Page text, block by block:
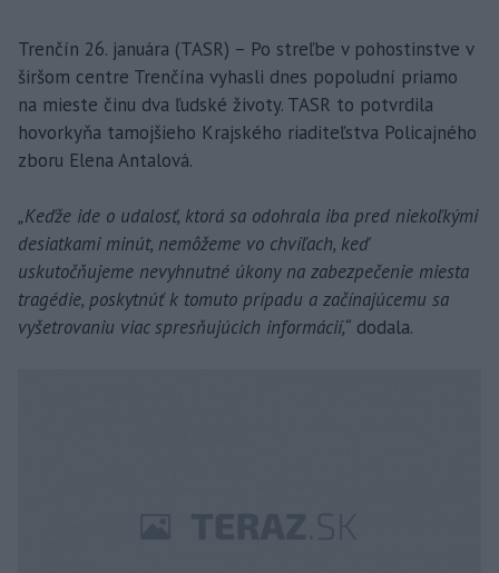
Trenčín 26. januára (TASR) – Po streľbe v pohostinstve v
širšom centre Trenčína vyhasli dnes popoludní priamo
na mieste činu dva ľudské životy. TASR to potvrdila
hovorkyňa tamojšieho Krajského riaditeľstva Policajného
zboru Elena Antalová.
„Keďže ide o udalosť, ktorá sa odohrala iba pred niekoľkými
desiatkami minút, nemôžeme vo chvíľach, keď
uskutočňujeme nevyhnutné úkony na zabezpečenie miesta
tragédie, poskytnúť k tomuto prípadu a začínajúcemu sa
vyšetrovaniu viac spresňujúcich informácií,“ dodala.